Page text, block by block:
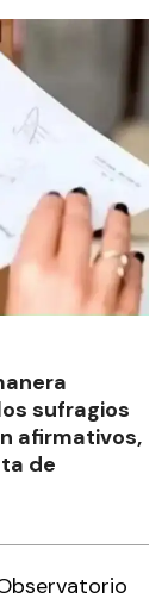
sufragios
afirmativos,
de